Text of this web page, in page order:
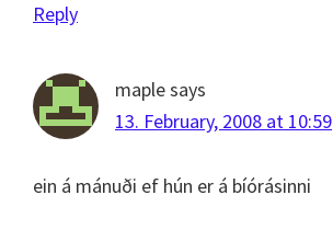
Reply
maplesays
13. February, 2008 at 10:59
ein á mánuði ef hún er á bíórásinni